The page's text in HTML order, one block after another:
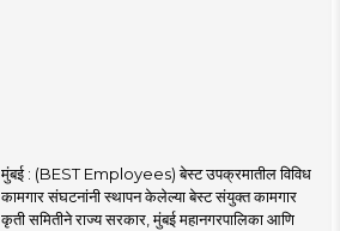
मुंबई : (BEST Employees) बेस्ट उपक्रमातील विविध
कामगार संघटनांनी स्थापन केलेल्या बेस्ट संयुक्त कामगार
कृती समितीने राज्य सरकार, मुंबई महानगरपालिका आणि